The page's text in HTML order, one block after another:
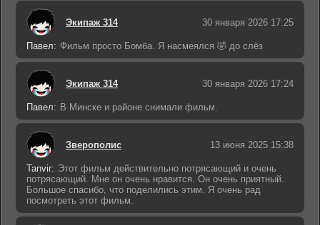
Экипаж 314 30 января 2026 17:25
Павел: Фильм просто Бомба. Я насмеялся 🤣 до слёз
Экипаж 314 30 января 2026 17:24
Павел: В Минске и районе снимали фильм.
Зверополис 13 июня 2025 15:38
Tanvir: Этот фильм действительно потрясающий и очень
потрясающий. Мне он очень нравится. Он очень приятный.
Большое спасибо, что поделились этим. Я очень рад
посмотреть этот фильм.